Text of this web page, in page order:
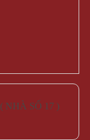
NHÀ SỐ 17 )